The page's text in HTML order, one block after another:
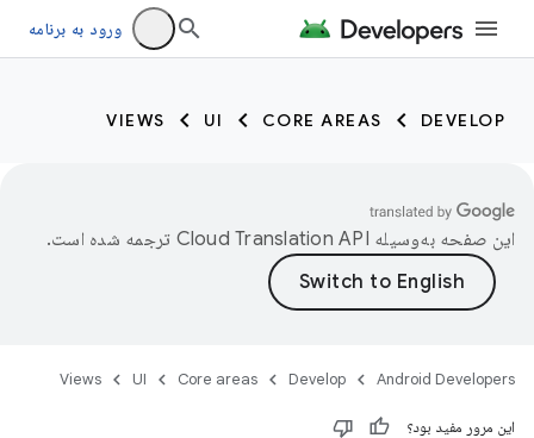
ورود به برنامه
DEVELOP
CORE AREAS
UI
VIEWS
این صفحه به‌وسیله ترجمه شده است.
Android Developers
Develop
Core areas
UI
Views
این مرور مفید بود؟